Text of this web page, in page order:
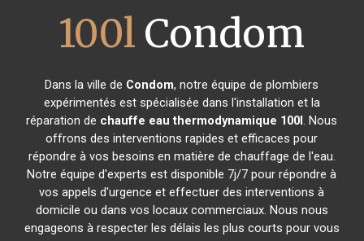
100l Condom
Dans la ville de Condom, notre équipe de plombiers
expérimentés est spécialisée dans l'installation et la
réparation de chauffe eau thermodynamique 100l. Nous
offrons des interventions rapides et efficaces pour
répondre à vos besoins en matière de chauffage de l'eau.
Notre équipe d'experts est disponible 7j/7 pour répondre à
vos appels d'urgence et effectuer des interventions à
domicile ou dans vos locaux commerciaux. Nous nous
engageons à respecter les délais les plus courts pour vous